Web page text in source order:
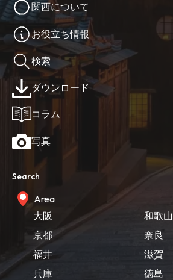
関西について
お役立ち情報
検索
ダウンロード
コラム
写真
Search
Area
大阪
京都
福井
兵庫
和歌山
奈良
滋賀
徳島